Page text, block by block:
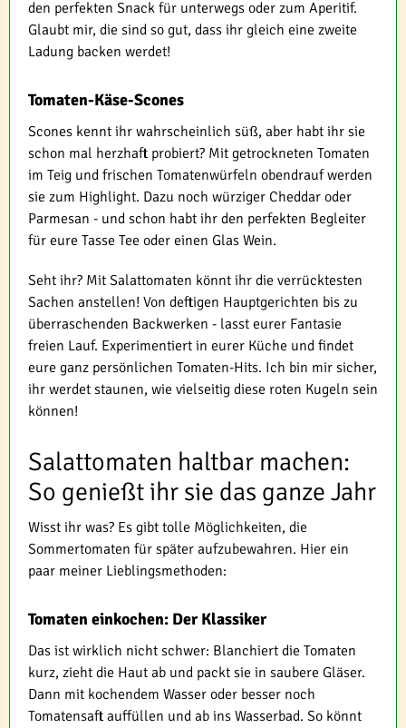
den perfekten Snack für unterwegs oder zum Aperitif.
Glaubt mir, die sind so gut, dass ihr gleich eine zweite
Ladung backen werdet!
Tomaten-Käse-Scones
Scones kennt ihr wahrscheinlich süß, aber habt ihr sie
schon mal herzhaft probiert? Mit getrockneten Tomaten
im Teig und frischen Tomatenwürfeln obendrauf werden
sie zum Highlight. Dazu noch würziger Cheddar oder
Parmesan - und schon habt ihr den perfekten Begleiter
für eure Tasse Tee oder einen Glas Wein.
Seht ihr? Mit Salattomaten könnt ihr die verrücktesten
Sachen anstellen! Von deftigen Hauptgerichten bis zu
überraschenden Backwerken - lasst eurer Fantasie
freien Lauf. Experimentiert in eurer Küche und findet
eure ganz persönlichen Tomaten-Hits. Ich bin mir sicher,
ihr werdet staunen, wie vielseitig diese roten Kugeln sein
können!
Salattomaten haltbar machen:
So genießt ihr sie das ganze Jahr
Wisst ihr was? Es gibt tolle Möglichkeiten, die
Sommertomaten für später aufzubewahren. Hier ein
paar meiner Lieblingsmethoden:
Tomaten einkochen: Der Klassiker
Das ist wirklich nicht schwer: Blanchiert die Tomaten
kurz, zieht die Haut ab und packt sie in saubere Gläser.
Dann mit kochendem Wasser oder besser noch
Tomatensaft auffüllen und ab ins Wasserbad. So könnt